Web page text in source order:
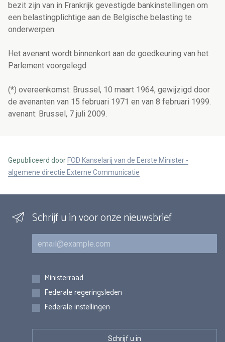
bezit zijn van in Frankrijk gevestigde bankinstellingen om
een belastingplichtige aan de Belgische belasting te
onderwerpen.
Het avenant wordt binnenkort aan de goedkeuring van het
Parlement voorgelegd
(*) overeenkomst: Brussel, 10 maart 1964, gewijzigd door
de avenanten van 15 februari 1971 en van 8 februari 1999.
avenant: Brussel, 7 juli 2009.
Gepubliceerd door FOD Kanselarij van de Eerste Minister -
algemene directie Externe Communicatie
Schrijf u in voor onze nieuwsbrief
E-mail
Inschrijvingen
Ministerraad
Federale regeringsleden
Federale instellingen